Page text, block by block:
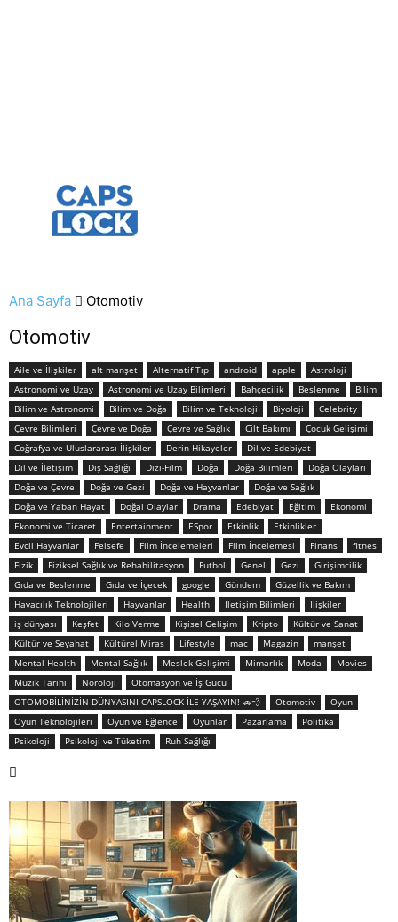
Ana Sayfa Otomotiv
Otomotiv
Aile ve İlişkiler alt manşet Alternatif Tıp android apple
Astroloji
Astronomi ve Uzay
Astronomi ve Uzay Bilimleri Bahçecilik Beslenme
Bilim
Bilim ve Astronomi
Bilim ve Doğa Bilim ve Teknoloji Biyoloji
Celebrity
Çevre Bilimleri
Çevre ve Doğa Çevre ve Sağlık Cilt Bakımı
Çocuk Gelişimi
Coğrafya ve Uluslararası İlişkiler
Derin Hikayeler
Dil ve Edebiyat
Dil ve İletişim
Diş Sağlığı Dizi-Film Doğa Doğa Bilimleri
Doğa Olayları
Doğa ve Çevre
Doğa ve Gezi Doğa ve Hayvanlar
Doğa ve Sağlık
Doğa ve Yaban Hayat
Doğal Olaylar Drama Edebiyat Eğitim
Ekonomi
Ekonomi ve Ticaret
Entertainment ESpor Etkinlik
Etkinlikler
Evcil Hayvanlar
Felsefe Film İncelemeleri Film İncelemesi Finans
fitnes
Fizik
Fiziksel Sağlık ve Rehabilitasyon Futbol Genel Gezi
Girişimcilik
Gıda ve Beslenme
Gıda ve İçecek google Gündem
Güzellik ve Bakım
Havacılık Teknolojileri
Hayvanlar Health İletişim Bilimleri
İlişkiler
iş dünyası
Keşfet Kilo Verme Kişisel Gelişim Kripto
Kültür ve Sanat
Kültür ve Seyahat
Kültürel Miras Lifestyle mac Magazin
manşet
Mental Health
Mental Sağlık Meslek Gelişimi Mimarlık Moda
Movies
Müzik Tarihi
Nöroloji
Otomasyon ve İş Gücü
OTOMOBİLİNİZİN DÜNYASINI CAPSLOCK İLE YAŞAYIN! 🚗💨
Otomotiv
Oyun
Oyun Teknolojileri
Oyun ve Eğlence Oyunlar Pazarlama
Politika
Psikoloji
Psikoloji ve Tüketim Ruh Sağlığı